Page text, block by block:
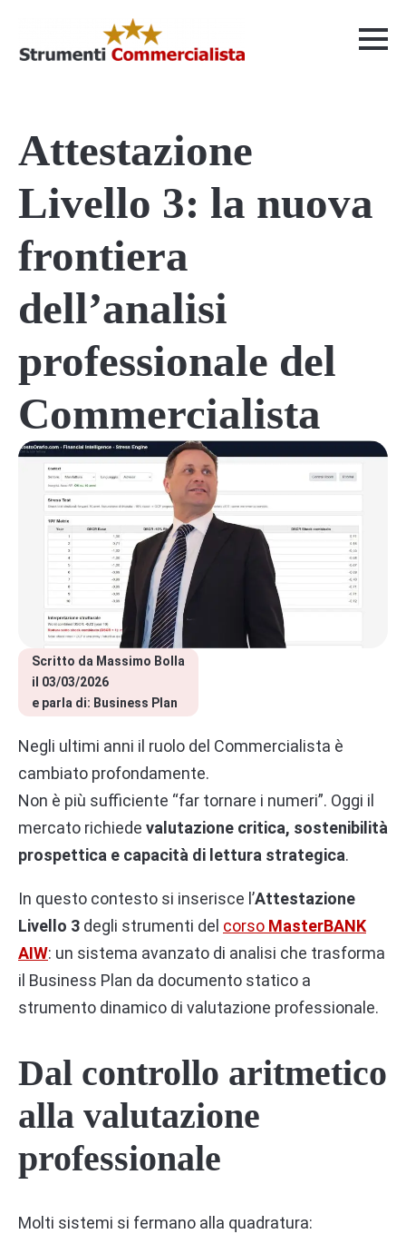
Attestazione
Livello 3: la nuova
frontiera
dell’analisi
professionale del
Commercialista
Scritto da Massimo Bolla
il 03/03/2026
e parla di: Business Plan
Negli ultimi anni il ruolo del Commercialista è
cambiato profondamente.
Non è più sufficiente “far tornare i numeri”. Oggi il
mercato richiede valutazione critica, sostenibilità
prospettica e capacità di lettura strategica.
In questo contesto si inserisce l’Attestazione
Livello 3 degli strumenti del corso MasterBANK
AIW: un sistema avanzato di analisi che trasforma
il Business Plan da documento statico a
strumento dinamico di valutazione professionale.
Dal controllo aritmetico
alla valutazione
professionale
Molti sistemi si fermano alla quadratura: